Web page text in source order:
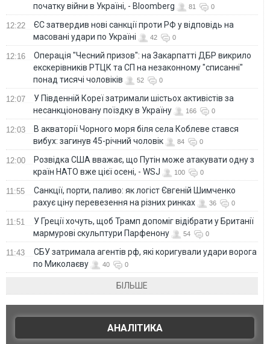
початку війни в Україні, - Bloomberg
81 0
12:22
ЄС затвердив нові санкції проти РФ у відповідь на
масовані удари по Україні
42 0
12:16
Операція "Чесний призов": на Закарпатті ДБР викрило
екскерівників РТЦК та СП на незаконному "списанні"
понад тисячі чоловіків
52 0
12:07
У Південній Кореї затримали шістьох активістів за
несанкціоновану поїздку в Україну
166 0
12:03
В акваторії Чорного моря біля села Коблеве стався
вибух: загинув 45-річний чоловік
84 0
12:00
Розвідка США вважає, що Путін може атакувати одну з
країн НАТО вже цієї осені, - WSJ
100 0
11:55
Санкції, порти, паливо: як логіст Євгеній Шимченко
рахує ціну перевезення на різних ринках
36 0
11:51
У Греції хочуть, щоб Трамп допоміг відібрати у Британії
мармурові скульптури Парфенону
54 0
11:43
СБУ затримала агентів рф, які коригували удари ворога
по Миколаєву
40 0
БІЛЬШЕ
АНАЛІТИКА